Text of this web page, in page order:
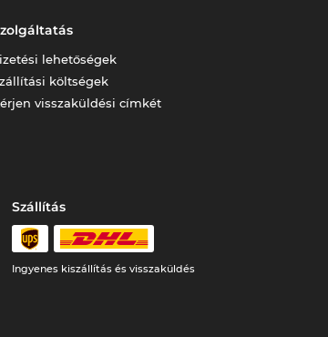
lehetőségek
költségek
visszaküldési címkét
Szállítás
Ingyenes kiszállítás és visszaküldés